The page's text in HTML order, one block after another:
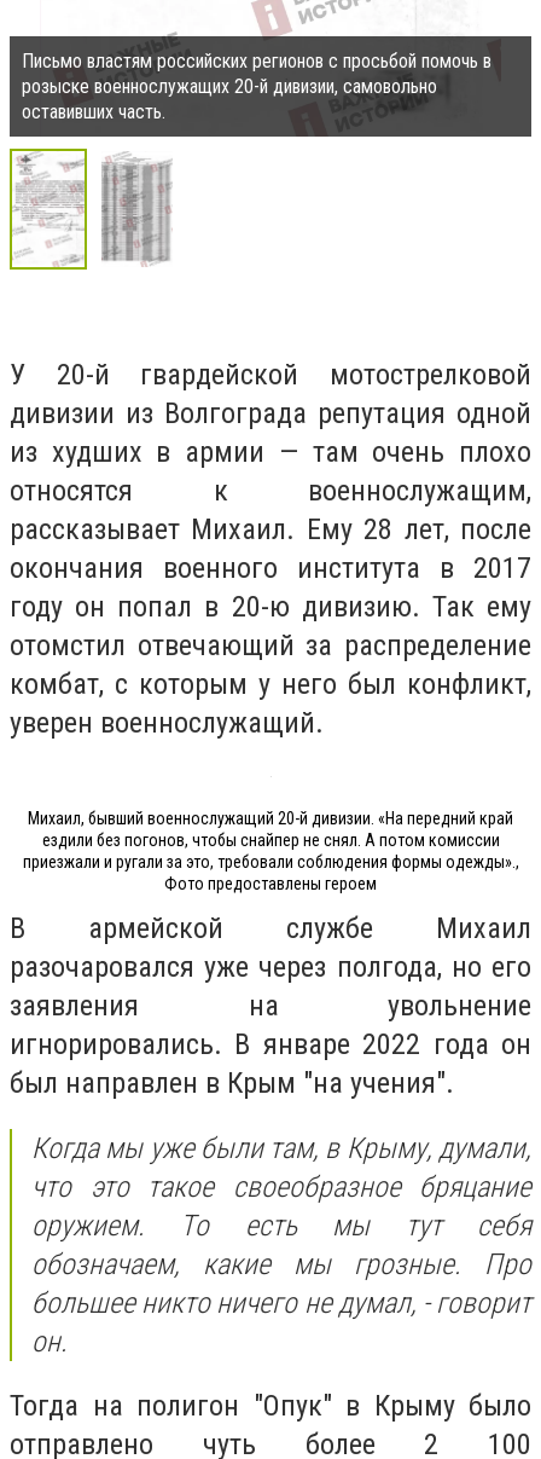
Письмо властям российских регионов с просьбой помочь в
розыске военнослужащих 20-й дивизии, самовольно
оставивших часть.
У 20-й гвардейской мотострелковой
дивизии из Волгограда репутация одной
из худших в армии — там очень плохо
относятся к военнослужащим,
рассказывает Михаил. Ему 28 лет, после
окончания военного института в 2017
году он попал в 20-ю дивизию. Так ему
отомстил отвечающий за распределение
комбат, с которым у него был конфликт,
уверен военнослужащий.
Михаил, бывший военнослужащий 20-й дивизии. «На передний край
ездили без погонов, чтобы снайпер не снял. А потом ⁦комиссии
приезжали и ругали за это, требовали соблюдения формы одежды».,
Фото предоставлены героем
В армейской службе Михаил
разочаровался уже через полгода, но его
заявления на увольнение
игнорировались. В январе 2022 года он
был направлен в Крым "на учения".
Когда мы уже были там, в Крыму, думали,
что это такое своеобразное бряцание
оружием. То есть мы тут себя
обозначаем, какие мы грозные. Про
большее никто ничего не думал, - говорит
он.
Тогда на полигон "Опук" в Крыму было
отправлено чуть более 2 100